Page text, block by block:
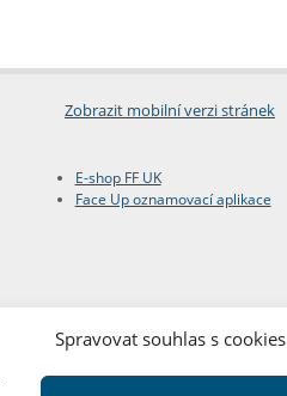
Spravovat souhlas s cookies
Zobrazit mobilní verzi stránek
E-shop FF UK
Face Up oznamovací aplikace